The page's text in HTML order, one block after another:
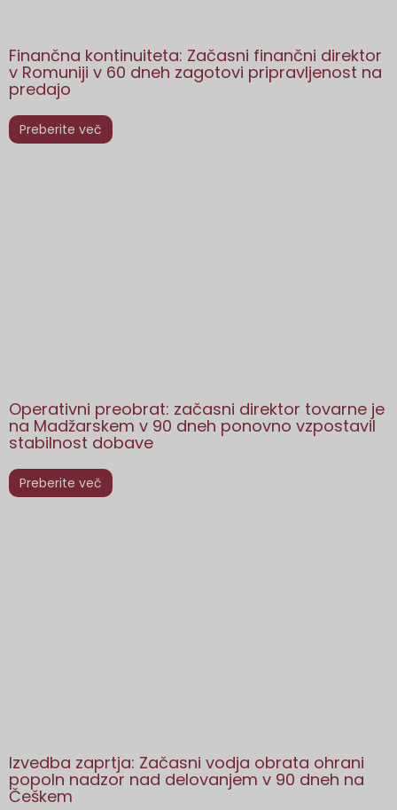
Finančna kontinuiteta: Začasni finančni direktor
v Romuniji v 60 dneh zagotovi pripravljenost na
predajo
Preberite več
Operativni preobrat: začasni direktor tovarne je
na Madžarskem v 90 dneh ponovno vzpostavil
stabilnost dobave
Preberite več
Izvedba zaprtja: Začasni vodja obrata ohrani
popoln nadzor nad delovanjem v 90 dneh na
Češkem